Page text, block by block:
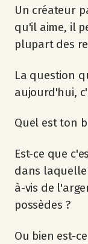
Un créateur
qu'il aime, il
plupart des
La question
aujourd'hui,
Quel est ton
Est-ce que
dans
à-vis de
possèdes ?
Ou bien est-